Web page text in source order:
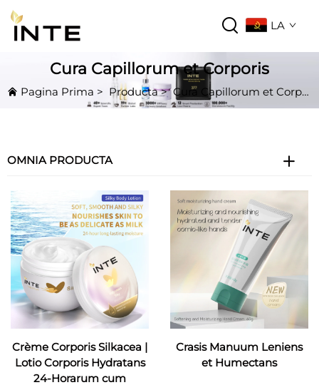
LA
Cura Capillorum et Corporis
Pagina Prima > Producta>Cura Capillorum et Corporis
OMNIA PRODUCTA
Crème Corporis Silkacea |
Lotio Corporis Hydratans
24-Horarum cum
Crasis Manuum Leniens
et Humectans